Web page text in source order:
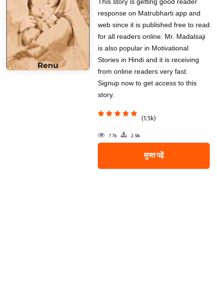
response on Matrubharti app and
web since it is published free to read
for all readers online. Mr. Madalsaji
is also popular in Motivational
Stories in Hindi and it is receiving
from online readers very fast.
Signup now to get access to this
story.
(1.5k)
7.7k 2.9k
मुफ्त पढ़ें